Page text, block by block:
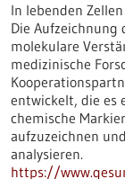
In lebenden
Die
molekulare
medizinische
entwickelt, die es
chemische
aufzuzeichnen
analysieren.
https://